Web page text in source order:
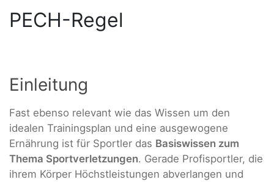
PECH-Regel
Einleitung
Fast ebenso relevant wie das Wissen um den
idealen Trainingsplan und eine ausgewogene
Ernährung ist für Sportler das Basiswissen zum
Thema Sportverletzungen. Gerade Profisportler, die
ihrem Körper Höchstleistungen abverlangen und